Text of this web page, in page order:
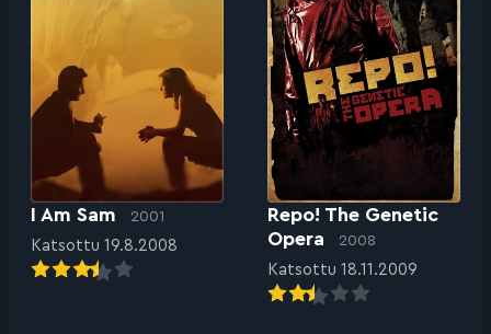
I Am Sam 2001
Katsottu 19.8.2008
Repo! The Genetic
Opera
2008
Katsottu 18.11.2009